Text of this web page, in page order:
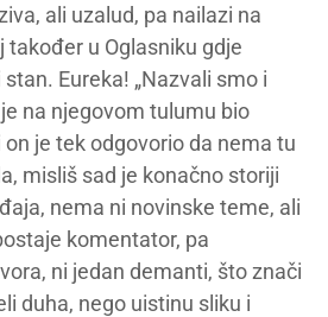
ali uzalud, pa nailazi na
također u Oglasniku gdje
Eureka! „Nazvali smo i
na njegovom tulumu bio
je tek odgovorio da nema tu
misliš sad je konačno storiji
nema ni novinske teme, ali
komentator, pa
ni jedan demanti, što znači
duha, nego uistinu sliku i